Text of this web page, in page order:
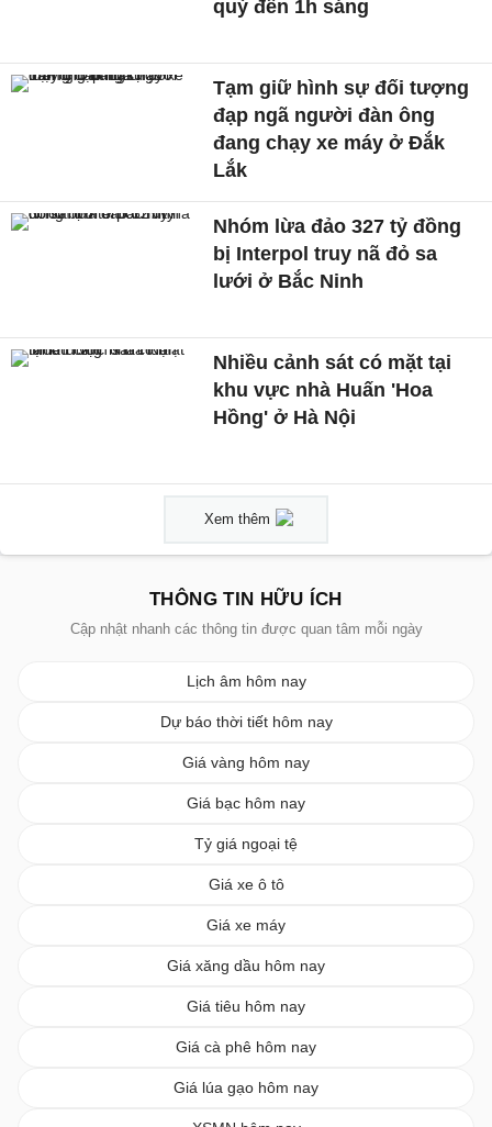
quỳ đến 1h sáng
Tạm giữ hình sự đối tượng
đạp ngã người đàn ông
đang chạy xe máy ở Đắk
Lắk
Nhóm lừa đảo 327 tỷ đồng
bị Interpol truy nã đỏ sa
lưới ở Bắc Ninh
Nhiều cảnh sát có mặt tại
khu vực nhà Huấn 'Hoa
Hồng' ở Hà Nội
Xem thêm
THÔNG TIN HỮU ÍCH
Cập nhật nhanh các thông tin được quan tâm mỗi ngày
Lịch âm hôm nay
Dự báo thời tiết hôm nay
Giá vàng hôm nay
Giá bạc hôm nay
Tỷ giá ngoại tệ
Giá xe ô tô
Giá xe máy
Giá xăng dầu hôm nay
Giá tiêu hôm nay
Giá cà phê hôm nay
Giá lúa gạo hôm nay